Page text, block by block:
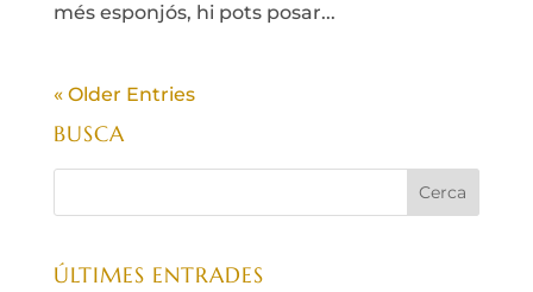
més esponjós, hi pots posar...
« Older Entries
BUSCA
ÚLTIMES ENTRADES